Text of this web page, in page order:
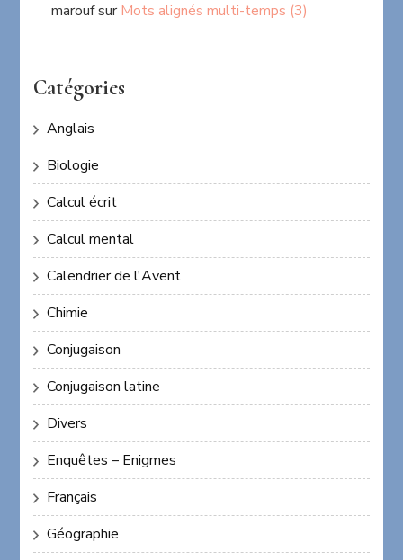
maroufsurMots alignés multi-temps (3)
Catégories
Anglais
Biologie
Calcul écrit
Calcul mental
Calendrier de l'Avent
Chimie
Conjugaison
Conjugaison latine
Divers
Enquêtes – Enigmes
Français
Géographie